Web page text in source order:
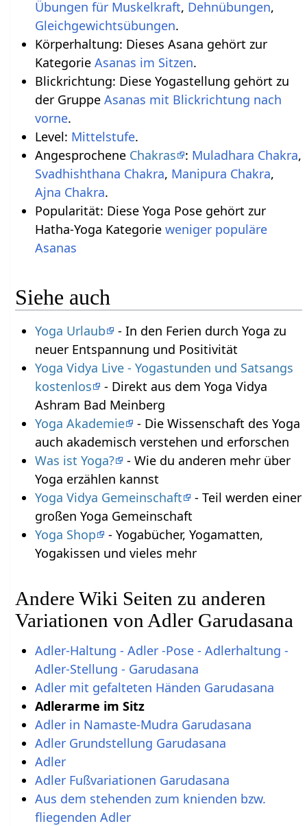
Übungen für Muskelkraft, Dehnübungen,
Gleichgewichtsübungen.
Körperhaltung: Dieses Asana gehört zur
Kategorie Asanas im Sitzen.
Blickrichtung: Diese Yogastellung gehört zu
der Gruppe Asanas mit Blickrichtung nach
vorne.
Level: Mittelstufe.
Angesprochene Chakras : Muladhara Chakra,
Svadhishthana Chakra, Manipura Chakra,
Ajna Chakra.
Popularität: Diese Yoga Pose gehört zur
Hatha-Yoga Kategorie weniger populäre
Asanas
Siehe auch
Yoga Urlaub
- In den Ferien durch Yoga zu
neuer Entspannung und Positivität
Yoga Vidya Live - Yogastunden und Satsangs
kostenlos
- Direkt aus dem Yoga Vidya
Ashram Bad Meinberg
Yoga Akademie
- Die Wissenschaft des Yoga
auch akademisch verstehen und erforschen
Was ist Yoga?
- Wie du anderen mehr über
Yoga erzählen kannst
Yoga Vidya Gemeinschaft
- Teil werden einer
großen Yoga Gemeinschaft
Yoga Shop
- Yogabücher, Yogamatten,
Yogakissen und vieles mehr
Andere Wiki Seiten zu anderen
Variationen von Adler Garudasana
Adler-Haltung - Adler -Pose - Adlerhaltung -
Adler-Stellung - Garudasana
Adler mit gefalteten Händen Garudasana
Adlerarme im Sitz
Adler in Namaste-Mudra Garudasana
Adler Grundstellung Garudasana
Adler
Adler Fußvariationen Garudasana
Aus dem stehenden zum knienden bzw.
fliegenden Adler